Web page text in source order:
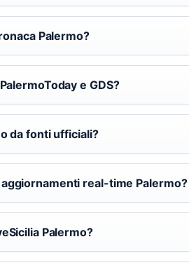
Palermo?
e GDS?
da fonti ufficiali?
real-time Palermo?
Palermo?